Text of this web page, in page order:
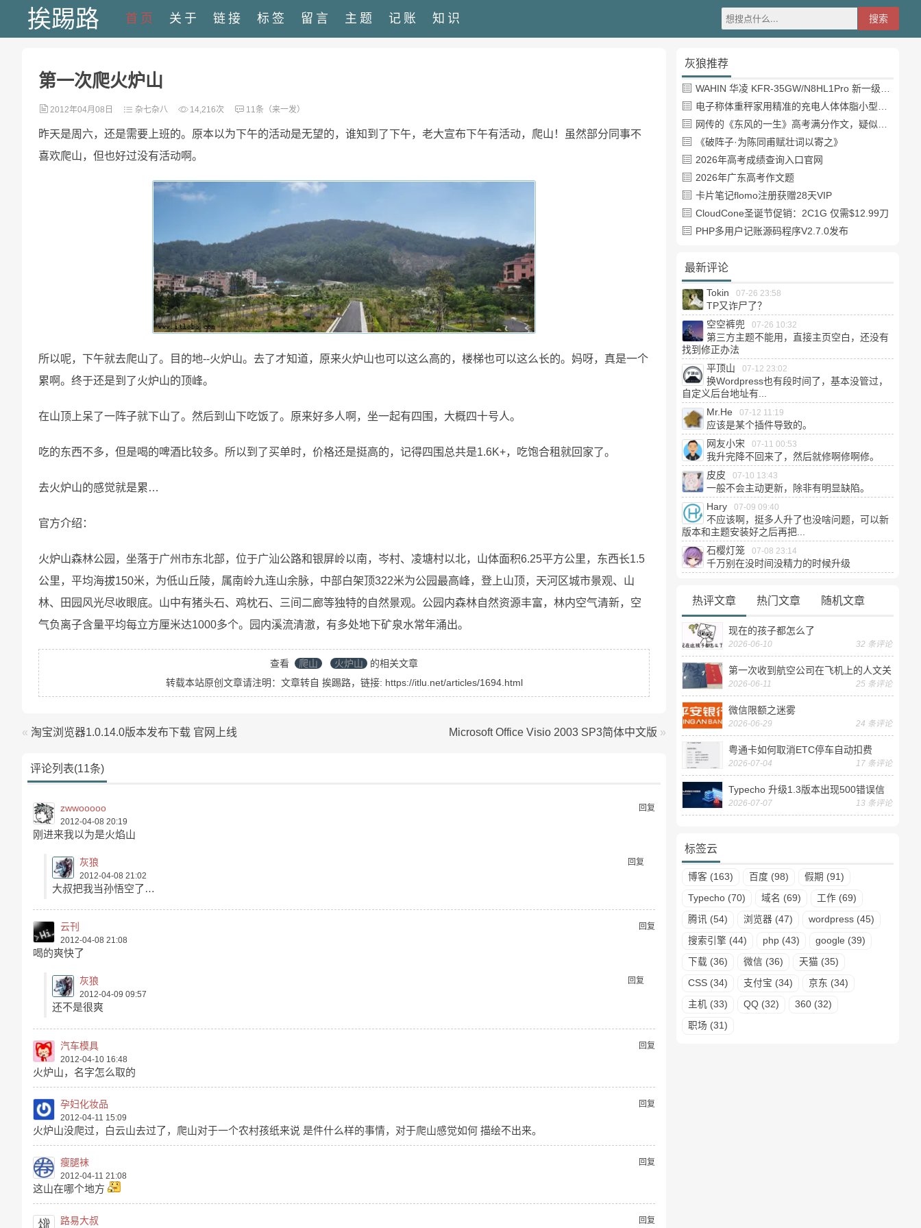
挨踢路 首页 关于 链接 标签 留言 主题 记账 知识
第一次爬火炉山
2012年04月08日 杂七杂八 14,216次 11条（来一发）
昨天是周六，还是需要上班的。原本以为下午的活动是无望的，谁知到了下午，老大宣布下午有活动，爬山！虽然部分同事不
喜欢爬山，但也好过没有活动啊。
所以呢，下午就去爬山了。目的地--火炉山。去了才知道，原来火炉山也可以这么高的，楼梯也可以这么长的。妈呀，真是一个
累啊。终于还是到了火炉山的顶峰。
在山顶上呆了一阵子就下山了。然后到山下吃饭了。原来好多人啊，坐一起有四围，大概四十号人。
吃的东西不多，但是喝的啤酒比较多。所以到了买单时，价格还是挺高的，记得四围总共是1.6K+，吃饱合租就回家了。
去火炉山的感觉就是累…
官方介绍：
火炉山森林公园，坐落于广州市东北部，位于广汕公路和银屏岭以南，岑村、凌塘村以北，山体面积6.25平方公里，东西长1.5
公里，平均海拔150米，为低山丘陵，属南岭九连山余脉，中部白架顶322米为公园最高峰，登上山顶，天河区城市景观、山
林、田园风光尽收眼底。山中有猪头石、鸡枕石、三间二廊等独特的自然景观。公园内森林自然资源丰富，林内空气清新，空
气负离子含量平均每立方厘米达1000多个。园内溪流清澈，有多处地下矿泉水常年涌出。
查看 爬山 火炉山
的相关文章
转载本站原创文章请注明：文章转自 挨踢路，链接: https://itlu.net/articles/1694.html
« 淘宝浏览器1.0.14.0版本发布下载 官网上线 Microsoft Office Visio 2003 SP3简体中文版 »
评论列表(11条)
回复
zwwooooo
2012-04-08 20:19
刚进来我以为是火焰山
回复
灰狼
2012-04-08 21:02
大叔把我当孙悟空了…
回复
云刊
2012-04-08 21:08
喝的爽快了
回复
灰狼
2012-04-09 09:57
还不是很爽
回复
汽车模具
2012-04-10 16:48
火炉山，名字怎么取的
回复
孕妇化妆品
2012-04-11 15:09
火炉山没爬过，白云山去过了，爬山对于一个农村孩纸来说 是件什么样的事情，对于爬山感觉如何 描绘不出来。
回复
瘦腿袜
2012-04-11 21:08
这山在哪个地方
回复
路易大叔
灰狼推荐
WAHIN 华凌 KFR-35GW/N8HL1Pro 新一级能效 壁挂式空调 1.5匹
电子称体重秤家用精准的充电人体体脂小型称重支持HUAWEI HiLink
网传的《东风的一生》高考满分作文，疑似自媒体或其他渠道炒作
《破阵子·为陈同甫赋壮词以寄之》
2026年高考成绩查询入口官网
2026年广东高考作文题
卡片笔记flomo注册获赠28天VIP
CloudCone圣诞节促销：2C1G 仅需$12.99刀
PHP多用户记账源码程序V2.7.0发布
最新评论
Tokin 07-26 23:58
TP又诈尸了？
空空裤兜
07-26 10:32
第三方主题不能用，直接主页空白，还没有
找到修正办法
平顶山
07-12 23:02
换Wordpress也有段时间了，基本没管过，
自定义后台地址有...
Mr.He
07-12 11:19
应该是某个插件导致的。
网友小宋
07-11 00:53
我升完降不回来了，然后就修啊修啊修。
皮皮
07-10 13:43
一般不会主动更新，除非有明显缺陷。
Hary
07-09 09:40
不应该啊，挺多人升了也没啥问题，可以新
版本和主题安装好之后再把...
石樱灯笼
07-08 23:14
千万别在没时间没精力的时候升级
热评文章 热门文章 随机文章
现在的孩子都怎么了
2026-06-10 32 条评论
第一次收到航空公司在飞机上的人文关
怀——送生日贺卡
2026-06-11 25 条评论
微信限额之迷雾
2026-06-29 24 条评论
粤通卡如何取消ETC停车自动扣费
2026-07-04 17 条评论
Typecho 升级1.3版本出现500错误信
息
2026-07-07 13 条评论
标签云
博客 (163) 百度 (98) 假期 (91)
Typecho (70) 域名 (69) 工作 (69)
腾讯 (54) 浏览器 (47) wordpress (45)
搜索引擎 (44) php (43) google (39)
下载 (36) 微信 (36) 天猫 (35)
CSS (34) 支付宝 (34) 京东 (34)
主机 (33) QQ (32) 360 (32)
职场 (31)